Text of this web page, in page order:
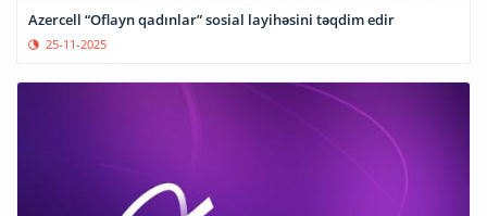
Azercell “Oflayn qadınlar” sosial layihəsini təqdim edir
25-11-2025